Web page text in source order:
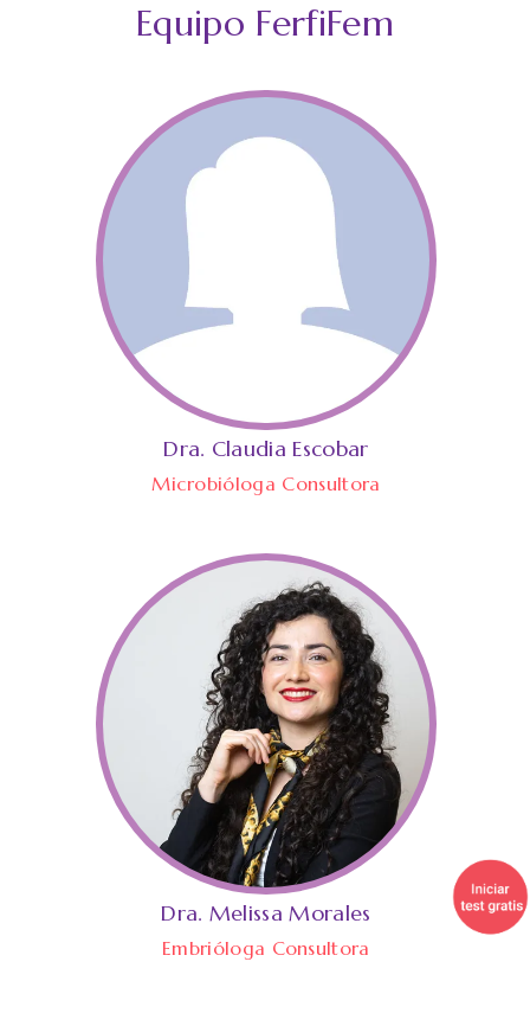
Equipo FerfiFem
Dra. Claudia Escobar
Microbióloga Consultora
Dra. Melissa Morales
Embrióloga Consultora